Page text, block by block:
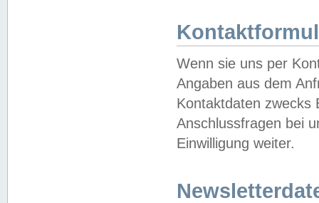
Wenn sie uns per
Angaben aus dem
Kontaktdaten zwecks
Anschlussfragen bei
Einwilligung weiter.